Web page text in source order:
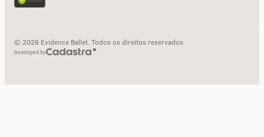
© 2026 Evidence Ballet. Todos os direitos reservados
Developed by